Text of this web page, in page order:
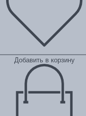
Добавить в корзину